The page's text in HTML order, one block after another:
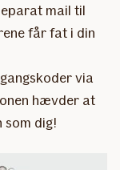
mail til
får fat i din
via
hævder at
som dig!